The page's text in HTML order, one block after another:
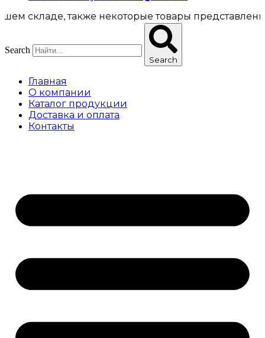
также некоторые товары представлены в
Search
Search
Главная
О компании
Каталог продукции
Доставка и оплата
Контакты